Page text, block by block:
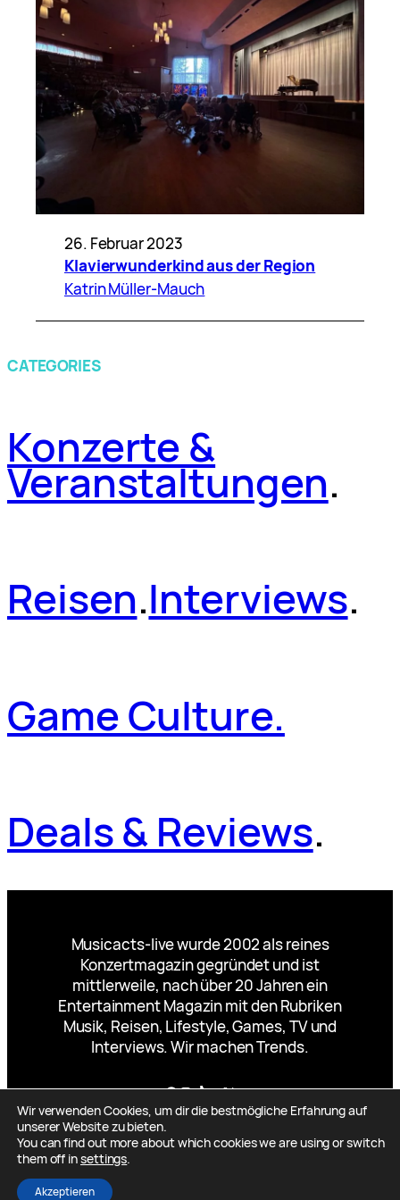
26. Februar 2023
Klavierwunderkind aus der Region
Katrin Müller-Mauch
CATEGORIES
Konzerte &
Veranstaltungen.
Reisen.Interviews.
Game Culture.
Deals & Reviews.
Musicacts-live wurde 2002 als reines
Konzertmagazin gegründet und ist
mittlerweile, nach über 20 Jahren ein
Entertainment Magazin mit den Rubriken
Musik, Reisen, Lifestyle, Games, TV und
Interviews. Wir machen Trends.
Facebook
Instagram
TikTok
YouTube
X
Designed by
Wir verwenden Cookies, um dir die bestmögliche Erfahrung auf
unserer Website zu bieten.
You can find out more about which cookies we are using or switch
them off insettings.
Akzeptieren